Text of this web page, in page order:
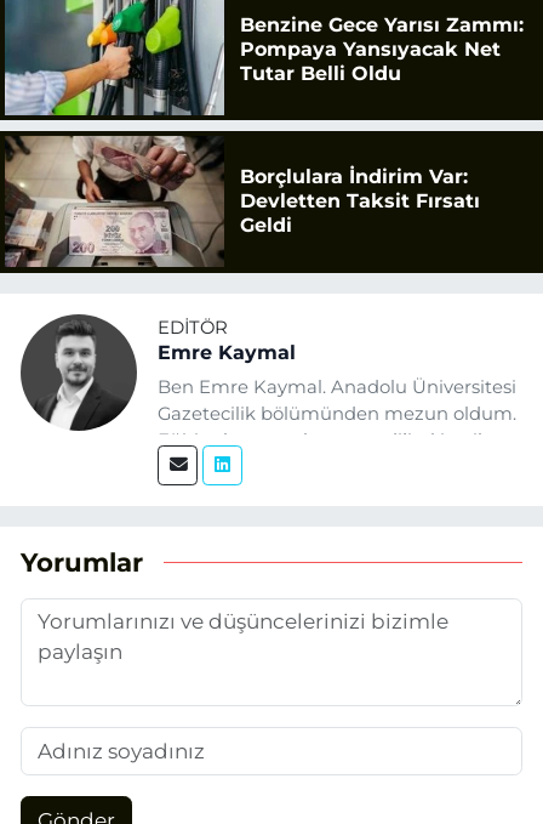
Benzine Gece Yarısı Zammı:
Pompaya Yansıyacak Net
Tutar Belli Oldu
Borçlulara İndirim Var:
Devletten Taksit Fırsatı
Geldi
EDITÖR
Emre Kaymal
Ben Emre Kaymal. Anadolu Üniversitesi
Gazetecilik bölümünden mezun oldum.
Eğitim hayatım boyunca dijital içerik
üretimi ve arama motoru
temel alıyorum.
Yorumlar